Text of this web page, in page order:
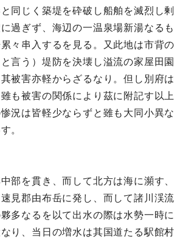
同じく築堤を砕破し船舶を滅烈し剰
過ぎず、海辺の一温泉場新湯なるも
々串入するを見る。又此地は市背の
言う）堤防を決壊し溢流の家屋田園
被害亦軽からざるなり。但し別府は
も被害の関係により茲に附記す以上
況は皆軽少ならずと雖も大同小異な
。
部を貫き、而して北方は海に瀕す、
見郡由布岳に発し、而して諸川渓流
多なるを以て出水の際は水勢一時に
り、当日の増水は其国道たる駅館村